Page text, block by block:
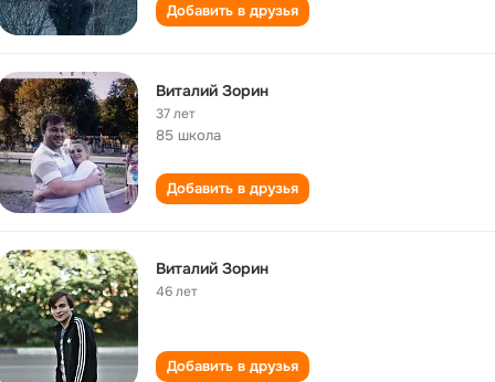
Добавить в друзья
Виталий Зорин
37 лет
85 школа
Добавить в друзья
Виталий Зорин
46 лет
Добавить в друзья